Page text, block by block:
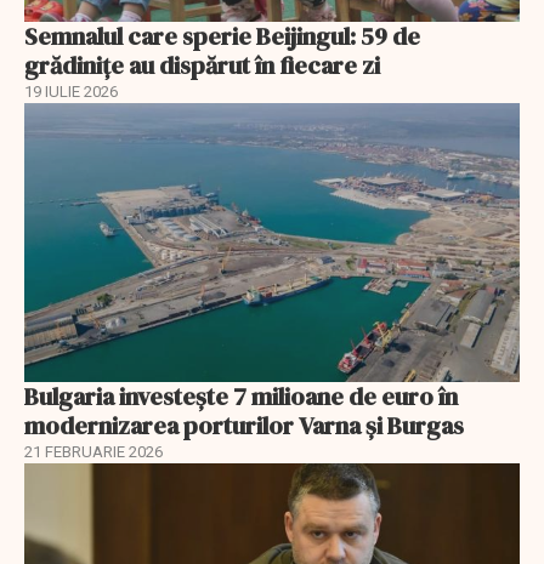
Semnalul care sperie Beijingul: 59 de
grădinițe au dispărut în fiecare zi
19 IULIE 2026
Bulgaria investește 7 milioane de euro în
modernizarea porturilor Varna și Burgas
21 FEBRUARIE 2026